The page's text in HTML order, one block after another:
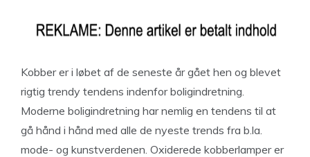
Kobber er i løbet af de seneste år gået hen og blevet
rigtig trendy tendens indenfor boligindretning.
Moderne boligindretning har nemlig en tendens til at
gå hånd i hånd med alle de nyeste trends fra b.la.
mode- og kunstverdenen. Oxiderede kobberlamper er